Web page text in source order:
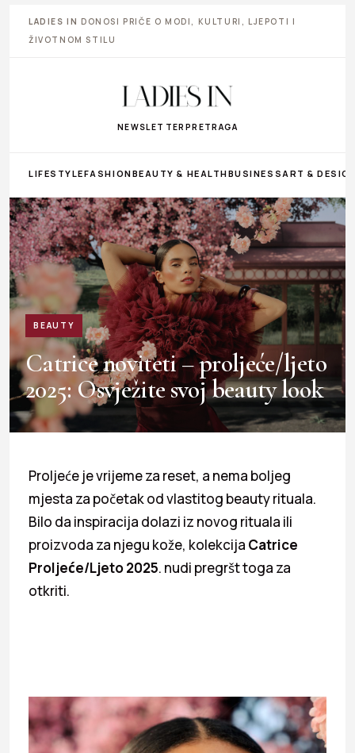
LADIES IN DONOSI PRIČE O MODI, KULTURI, LJEPOTI I
ŽIVOTNOM STILU
NEWSLETTER PRETRAGA
LIFESTYLEFASHIONBEAUTY & HEALTHBUSINESS ART &
BEAUTY
Catrice noviteti – proljeće/ljeto
2025: Osvježite svoj beauty look
Proljeće je vrijeme za reset, a nema boljeg
mjesta za početak od vlastitog beauty rituala.
Bilo da inspiracija dolazi iz novog rituala ili
proizvoda za njegu kože, kolekcija Catrice
Proljeće/Ljeto 2025. nudi pregršt toga za
otkriti.